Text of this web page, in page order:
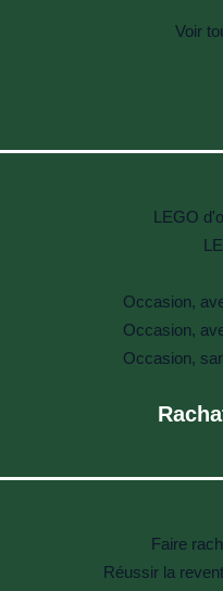
Voir
LEGO
Occasion,
Occasion,
Occasion,
Faire
Réussir la